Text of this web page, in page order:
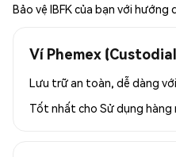
Bảo vệ IBFK của bạn với hướng
Ví Phemex
Lưu trữ an toàn, dễ dàng
Tốt nhất cho Sử dụng hàng